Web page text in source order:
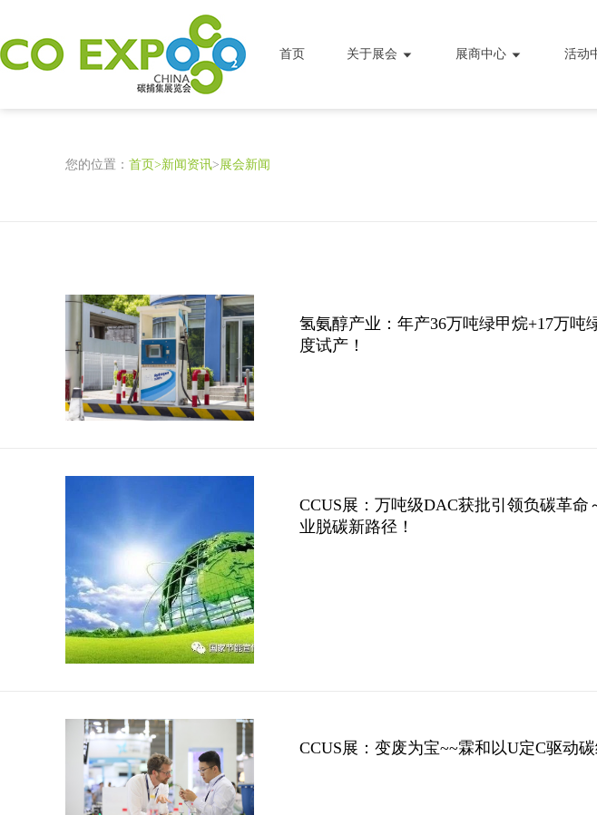
首页 关于展会 展商中心 活动
您的位置： 首页>新闻资讯>展会新闻
氢氨醇产业：年产36万吨绿甲烷+17万吨
度试产！
CCUS展：万吨级DAC获批引领负碳革
业脱碳新路径！
CCUS展：变废为宝~~霖和以U定C驱动碳